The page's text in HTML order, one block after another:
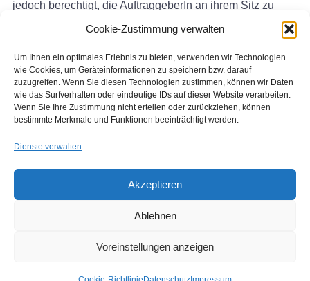
Cookie-Zustimmung verwalten
Um Ihnen ein optimales Erlebnis zu bieten, verwenden wir Technologien
wie Cookies, um Geräteinformationen zu speichern bzw. darauf
zuzugreifen. Wenn Sie diesen Technologien zustimmen, können wir Daten
wie das Surfverhalten oder eindeutige IDs auf dieser Website verarbeiten.
Wenn Sie Ihre Zustimmung nicht erteilen oder zurückziehen, können
bestimmte Merkmale und Funktionen beeinträchtigt werden.
Dienste verwalten
Akzeptieren
Ablehnen
Voreinstellungen anzeigen
jedoch berechtigt, die AuftraggeberIn an ihrem Sitz zu
Copyright © 2026 Institut für Jugendkulturforschung
Designed byWPZOOM